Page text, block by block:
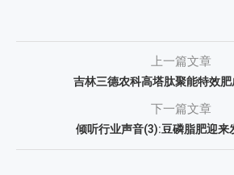
上一篇文章
吉林三德农科高塔肽聚能特效肥
下一篇文章
倾听行业声音(3):豆磷脂肥迎来